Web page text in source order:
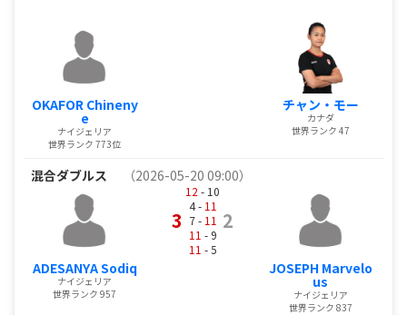
OKAFOR Chineny
e
ナイジェリア
世界ランク 773位
チャン・モー
カナダ
世界ランク 47
混合ダブルス （2026-05-20 09:00）
ADESANYA Sodiq
ナイジェリア
世界ランク 957
3
12 - 10
4 - 11
7 - 11
11 - 9
11 - 5
2
JOSEPH Marvelo
us
ナイジェリア
世界ランク 837